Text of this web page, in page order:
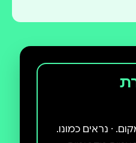
⋅ נראים כמונו.